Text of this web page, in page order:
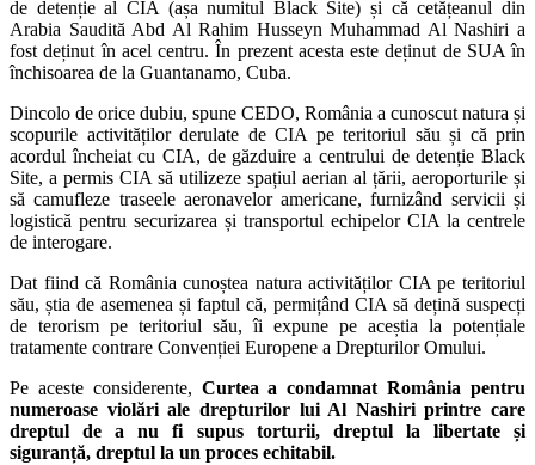
de detenție al CIA (așa numitul Black Site) și că cetățeanul din
Arabia Saudită Abd Al Rahim Husseyn Muhammad Al Nashiri a
fost deținut în acel centru. În prezent acesta este deținut de SUA în
închisoarea de la Guantanamo, Cuba.
Dincolo de orice dubiu, spune CEDO, România a cunoscut natura și
scopurile activităților derulate de CIA pe teritoriul său și că prin
acordul încheiat cu CIA, de găzduire a centrului de detenție Black
Site, a permis CIA să utilizeze spațiul aerian al țării, aeroporturile și
să camufleze traseele aeronavelor americane, furnizând servicii și
logistică pentru securizarea și transportul echipelor CIA la centrele
de interogare.
Dat fiind că România cunoștea natura activităților CIA pe teritoriul
său, știa de asemenea și faptul că, permițând CIA să dețină suspecți
de terorism pe teritoriul său, îi expune pe aceștia la potențiale
tratamente contrare Convenției Europene a Drepturilor Omului.
Pe aceste considerente, Curtea a condamnat România pentru
numeroase violări ale drepturilor lui Al Nashiri printre care
dreptul de a nu fi supus torturii, dreptul la libertate și
siguranță, dreptul la un proces echitabil.